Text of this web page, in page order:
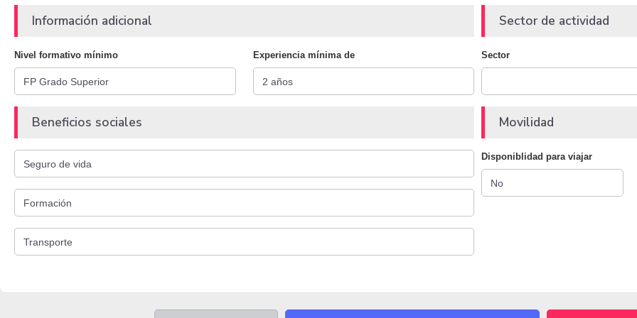
Información adicional
Nivel formativo mínimo Experiencia mínima de
Sector de actividad
Sector
Beneficios sociales Movilidad
Disponiblidad para viajar